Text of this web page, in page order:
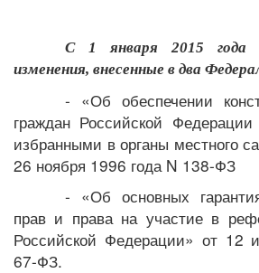
С 1 января 2015 года
изменения, внесенные в два
- «Об обеспечении
граждан Российской
избранными в органы местного
26 ноября 1996 года N 138-ФЗ
- «Об основных
прав и права на участие в
Российской Федерации» от 12
67-ФЗ.